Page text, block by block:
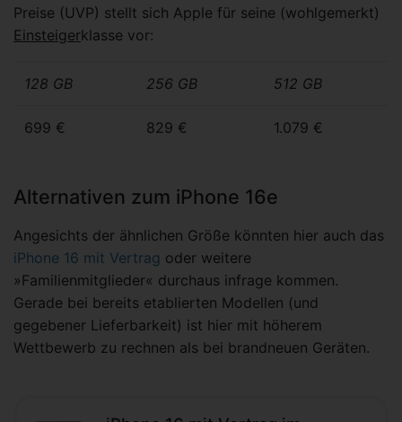
Preise (UVP) stellt sich Apple für seine (wohlgemerkt)
Einsteigerklasse vor:
128 GB 256 GB 512 GB
699 € 829 € 1.079 €
Alternativen zum iPhone 16e
Angesichts der ähnlichen Größe könnten hier auch das
iPhone 16 mit Vertrag oder weitere
»Familienmitglieder« durchaus infrage kommen.
Gerade bei bereits etablierten Modellen (und
gegebener Lieferbarkeit) ist hier mit höherem
Wettbewerb zu rechnen als bei brandneuen Geräten.